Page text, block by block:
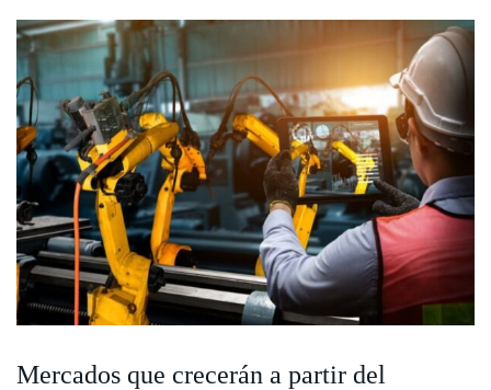
Mercados que crecerán a partir del